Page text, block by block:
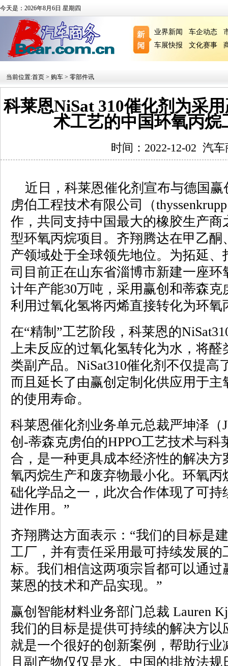
今天是：2026年8月6日 星期四
业界新闻 车企动态
车展快报
文化赛事
当前位置:首页 > 购车 > 零部件讯
科莱恩NiSat 310催化剂为采
术工艺的中国环氧丙烷
时间：2022-12-02 汽车
近日，科莱恩催化剂宣布与德国赢
虏伯工程技术有限公司（
作，共同支持中国最大的橡胶生产
型环氧丙烷项目。齐翔腾达在甲乙
产领域处于全球领先地位。为拓延
司目前正在山东省淄博市新建一座
计年产能30万吨，采用赢创和蒂森克
利用过氧化氢将丙烯直接转化为环氧
在“精制”工艺阶段，科莱恩的
上未反应的过氧化氢转化为水，将
类副产品。NiSat310催化剂不仅提高
而且延长了由赢创定制化供应用于主
的使用寿命。
科莱恩催化剂业务单元总裁严坤泽（
创-蒂森克虏伯的HPPO工艺技术与科
合，是一种更具成本经济性的解决
氧丙烷生产和废弃物最小化。环氧
础化学品之一，此次合作体现了可
进作用。”
齐翔腾达方面表示：“我们的目标是
工厂，并有责任采用最可持续发展的
标。我们相信这两项宗旨都可以通
莱恩的技术和产品实现。”
赢创智能材料业务部门总裁 Lauren
我们的目标是提供可持续的解决方以
就是一个很好的创新案例，帮助行
且副产物仅仅是水。中国的排放法